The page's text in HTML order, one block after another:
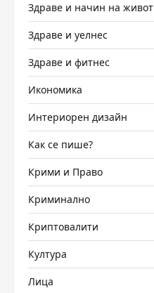
Здраве и начин на живот
Здраве и уелнес
Здраве и фитнес
Икономика
Интериорен дизайн
Как се пише?
Крими и Право
Криминално
Криптовалити
Култура
Лица